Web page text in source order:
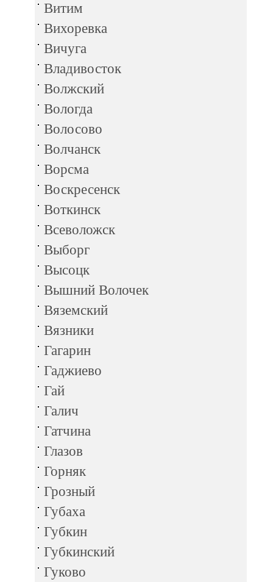
Витим
Вихоревка
Вичуга
Владивосток
Волжский
Вологда
Волосово
Волчанск
Ворсма
Воскресенск
Воткинск
Всеволожск
Выборг
Высоцк
Вышний Волочек
Вяземский
Вязники
Гагарин
Гаджиево
Гай
Галич
Гатчина
Глазов
Горняк
Грозный
Губаха
Губкин
Губкинский
Гуково